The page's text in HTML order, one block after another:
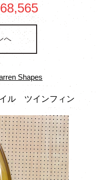
へ
Shapes
ル ツインフィン